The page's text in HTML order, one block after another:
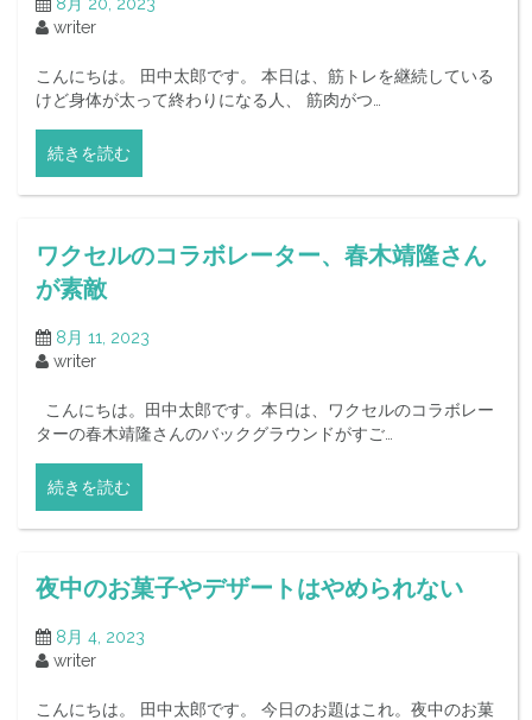
8月 20, 2023
writer
こんにちは。 田中太郎です。 本日は、筋トレを継続している
けど身体が太って終わりになる人、 筋肉がつ…
続きを読む
ワクセルのコラボレーター、春木靖隆さん
が素敵
8月 11, 2023
writer
こんにちは。田中太郎です。本日は、ワクセルのコラボレー
ターの春木靖隆さんのバックグラウンドがすご…
続きを読む
夜中のお菓子やデザートはやめられない
8月 4, 2023
writer
こんにちは。 田中太郎です。 今日のお題はこれ。夜中のお菓